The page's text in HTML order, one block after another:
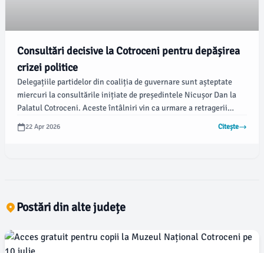
Consultări decisive la Cotroceni pentru depășirea
crizei politice
Delegațiile partidelor din coaliția de guvernare sunt așteptate
miercuri la consultările inițiate de președintele Nicușor Dan la
Palatul Cotroceni. Aceste întâlniri vin ca urmare a retragerii
sprijinului politic premierului Ilie Bolojan din partea PSD,
conform newsbv.ro.
22 Apr 2026 Citește
Postări din alte județe